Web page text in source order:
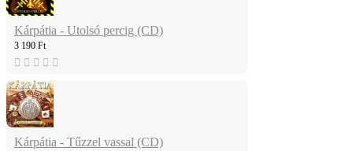
Kárpátia - Utolsó percig (CD)
3 190 Ft
Kárpátia - Tűzzel vassal (CD)